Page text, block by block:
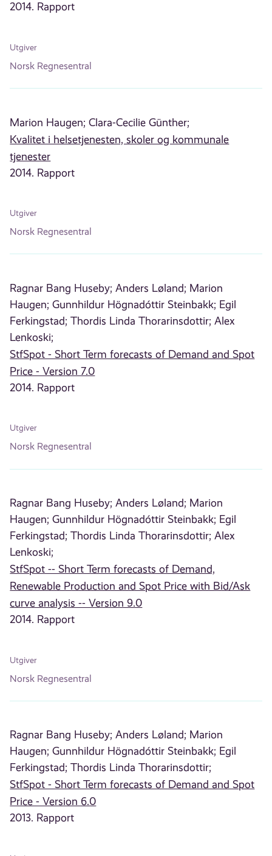
2014. Rapport
Utgiver
Norsk Regnesentral
Marion Haugen; Clara-Cecilie Günther;
Kvalitet i helsetjenesten, skoler og kommunale
tjenester
2014. Rapport
Utgiver
Norsk Regnesentral
Ragnar Bang Huseby; Anders Løland; Marion
Haugen; Gunnhildur Högnadóttir Steinbakk; Egil
Ferkingstad; Thordis Linda Thorarinsdottir; Alex
Lenkoski;
StfSpot - Short Term forecasts of Demand and Spot
Price - Version 7.0
2014. Rapport
Utgiver
Norsk Regnesentral
Ragnar Bang Huseby; Anders Løland; Marion
Haugen; Gunnhildur Högnadóttir Steinbakk; Egil
Ferkingstad; Thordis Linda Thorarinsdottir; Alex
Lenkoski;
StfSpot -- Short Term forecasts of Demand,
Renewable Production and Spot Price with Bid/Ask
curve analysis -- Version 9.0
2014. Rapport
Utgiver
Norsk Regnesentral
Ragnar Bang Huseby; Anders Løland; Marion
Haugen; Gunnhildur Högnadóttir Steinbakk; Egil
Ferkingstad; Thordis Linda Thorarinsdottir;
StfSpot - Short Term forecasts of Demand and Spot
Price - Version 6.0
2013. Rapport